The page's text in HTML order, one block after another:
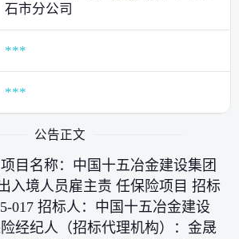
石市分公司
***
***
公告正文
目名称：中国十五冶金建设集团
入境人员雇主责 任保险项目 招标
017 招标人：中国十五冶金建设
经纪人（招标代理机构）：金晟